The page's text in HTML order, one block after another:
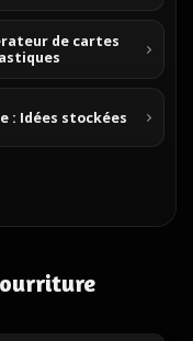
de cartes
: Idées stockées